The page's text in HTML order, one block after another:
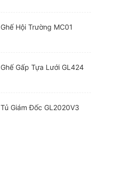
Ghế Hội Trường MC01
Ghế Gấp Tựa Lưới GL424
Tủ Giám Đốc GL2020V3